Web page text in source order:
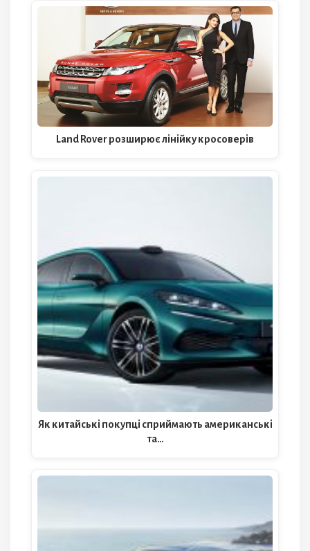
Land Rover розширює лінійку кросоверів
Як китайські покупці сприймають американські
та…